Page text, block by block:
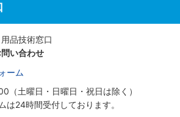
品技術窓口
い合わせ
ーム
（土曜日・日曜日・祝日は除く）
は24時間受付しております。